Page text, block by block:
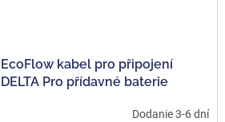
EcoFlow kabel pro připojení
DELTA Pro přídavné baterie
Dodanie 3-6 dní